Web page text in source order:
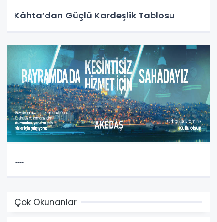
Kâhta’dan Güçlü Kardeşlik Tablosu
.....
Çok Okunanlar